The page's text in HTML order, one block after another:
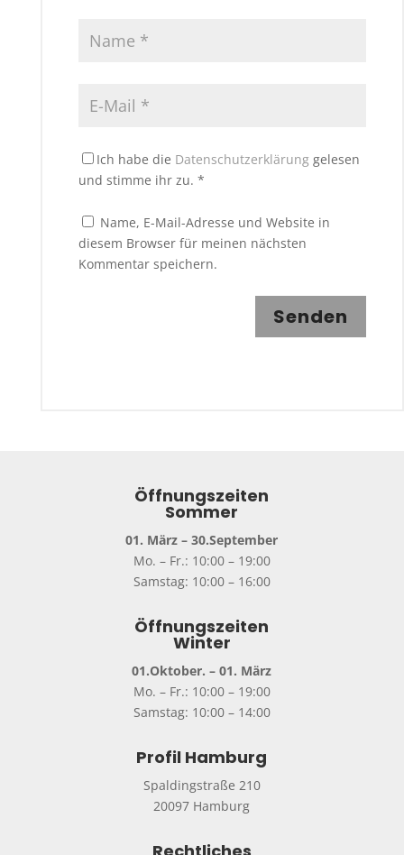
Ich habe die Datenschutzerklärunggelesen
und stimme ihr zu. *
Name, E-Mail-Adresse und Website in
diesem Browser für meinen nächsten
Kommentar speichern.
Senden
Öffnungszeiten
Sommer
01. März – 30.September
Mo. – Fr.: 10:00 – 19:00
Samstag: 10:00 – 16:00
Öffnungszeiten
Winter
01.Oktober. – 01. März
Mo. – Fr.: 10:00 – 19:00
Samstag: 10:00 – 14:00
Profil Hamburg
Spaldingstraße 210
20097 Hamburg